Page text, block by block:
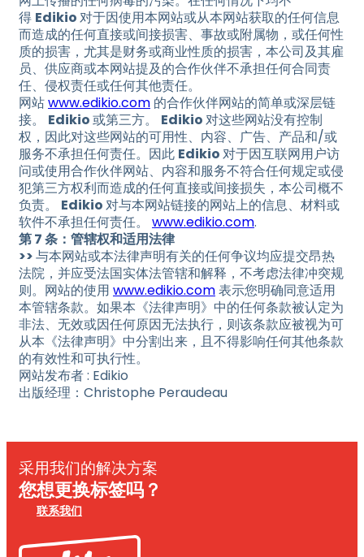
得 Edikio对于因使用本网站或从本网站获取的任何信息
而造成的任何直接或间接损害、事故或附属物，或任何性
质的损害，尤其是财务或商业性质的损害，本公司及其雇
员、供应商或本网站提及的合作伙伴不承担任何合同责
任、侵权责任或任何其他责任。
网站www.edikio.com 的合作伙伴网站的简单或深层链
接。 Edikio或第三方。 Edikio对这些网站没有控制
权，因此对这些网站的可用性、内容、广告、产品和/或
服务不承担任何责任。因此 Edikio对于因互联网用户访
问或使用合作伙伴网站、内容和服务不符合任何规定或侵
犯第三方权利而造成的任何直接或间接损失，本公司概不
负责。 Edikio对与本网站链接的网站上的信息、材料或
软件不承担任何责任。 www.edikio.com.
第 7 条：管辖权和适用法律
>>与本网站或本法律声明有关的任何争议均应提交昂热
法院，并应受法国实体法管辖和解释，不考虑法律冲突规
则。网站的使用 www.edikio.com表示您明确同意适用
本管辖条款。如果本《法律声明》中的任何条款被认定为
非法、无效或因任何原因无法执行，则该条款应被视为可
从本《法律声明》中分割出来，且不得影响任何其他条款
的有效性和可执行性。
网站发布者 : Edikio
出版经理：Christophe Peraudeau
采用我们的解决方案
您想更换标签吗？
联系我们